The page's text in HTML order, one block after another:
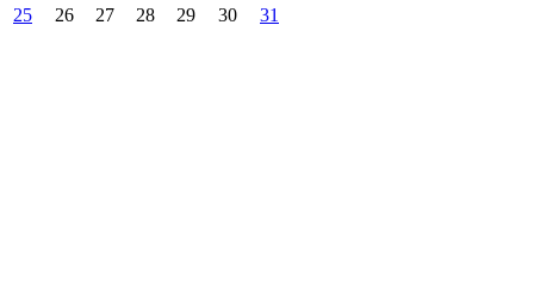
25
26 27 28 29 30 31